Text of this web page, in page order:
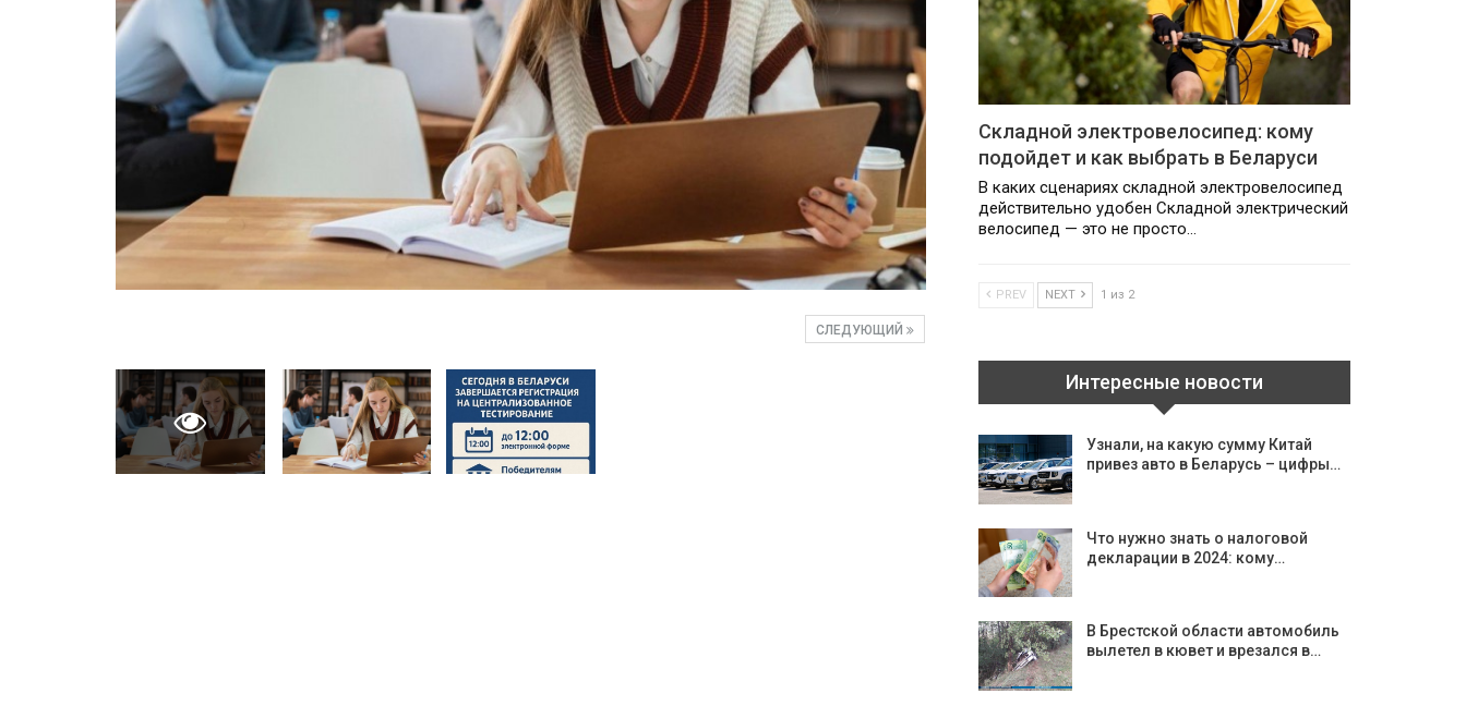
СЛЕДУЮЩИЙ
Складной электровелосипед: кому
подойдет и как выбрать в Беларуси
В каких сценариях складной электровелосипед
действительно удобен Складной электрический
велосипед — это не просто…
PREV NEXT 1 из 2
Интересные новости
Узнали, на какую сумму Китай
привез авто в Беларусь – цифры…
Что нужно знать о налоговой
декларации в 2024: кому…
В Брестской области автомобиль
вылетел в кювет и врезался в…